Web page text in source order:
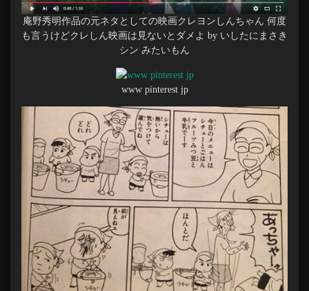
庵野秀明作品の元ネタとしての映画クレヨンしんちゃん 何度
も言うけどクレしん映画は見ないとダメよ by いしたにまさき
シン みたいもん
www pinterest jp